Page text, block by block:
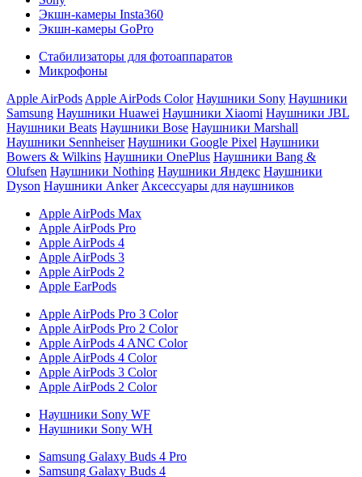
Экшн-камеры Insta360
Экшн-камеры GoPro
Стабилизаторы для фотоаппаратов
Микрофоны
Apple AirPods Apple AirPods Color Наушники Sony Наушники
Samsung Наушники Huawei Наушники Xiaomi Наушники JBL
Наушники Beats Наушники Bose Наушники Marshall
Наушники Sennheiser Наушники Google Pixel Наушники
Bowers & Wilkins Наушники OnePlus Наушники Bang &
Olufsen Наушники Nothing Наушники Яндекс Наушники
Dyson Наушники Anker Аксессуары для наушников
Apple AirPods Max
Apple AirPods Pro
Apple AirPods 4
Apple AirPods 3
Apple AirPods 2
Apple EarPods
Apple AirPods Pro 3 Color
Apple AirPods Pro 2 Color
Apple AirPods 4 ANC Color
Apple AirPods 4 Color
Apple AirPods 3 Color
Apple AirPods 2 Color
Наушники Sony WF
Наушники Sony WH
Samsung Galaxy Buds 4 Pro
Samsung Galaxy Buds 4